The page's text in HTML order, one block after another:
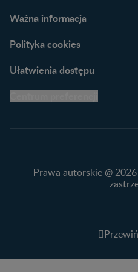
Ważna informacja
Polityka cookies
Ułatwienia dostępu
Prawa autorskie @